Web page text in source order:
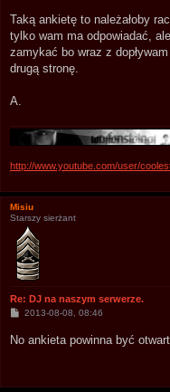
s
t
Taką ankietę to należałoby
tylko wam ma odpowiadać,
zamykać bo wraz z
drugą stronę.
A.
http://www.youtube.com/user/
Misiu
Starszy sierżant
Re: DJ na naszym serwerze.
P
t
2013-08-08, 08:46
No ankieta powinna być